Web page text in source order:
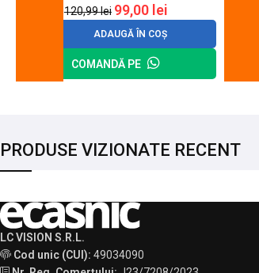
120,99lei 99,00 lei
ADAUGĂ ÎN COȘ
COMANDĂ PE
PRODUSE VIZIONATE RECENT
LC VISION S.R.L.
Cod unic (CUI): 49034090